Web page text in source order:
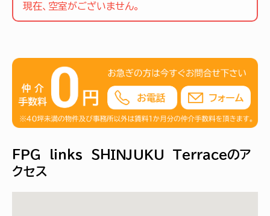
現在、空室がございません。
ＦＰＧ ｌｉｎｋｓ ＳＨＩＮＪＵＫＵ Ｔｅｒｒａｃｅのア
クセス